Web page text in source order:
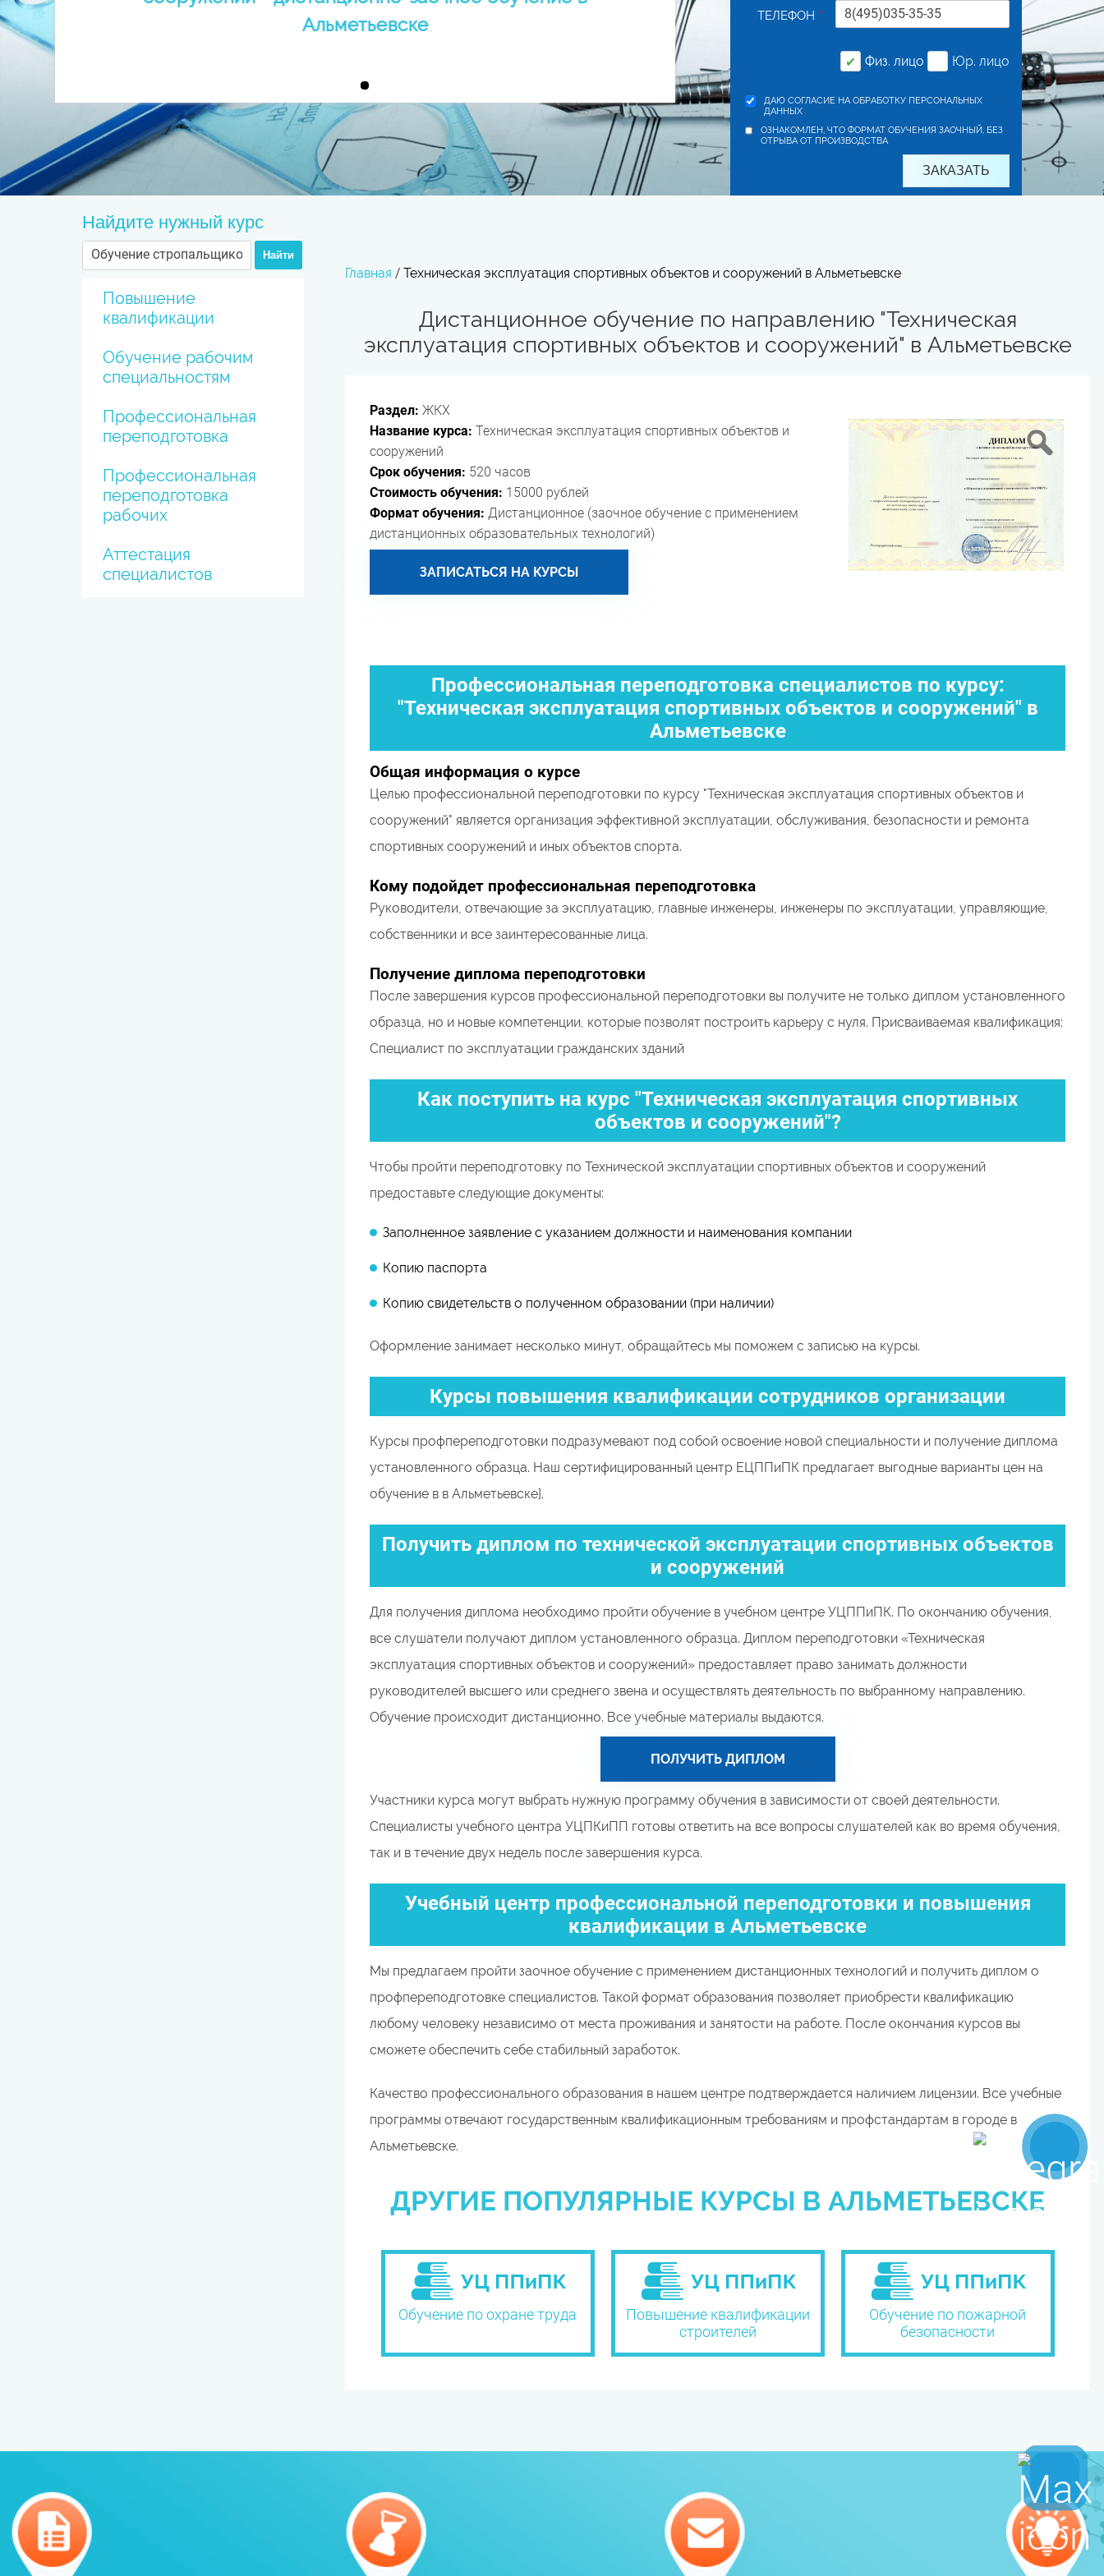
Альметьевске
Альметьевске
ТЕЛЕФОН *
✔ Физ. лицо Юр. лицо
ДАЮ СОГЛАСИЕ НА ОБРАБОТКУ ПЕРСОНАЛЬНЫХ
ДАННЫХ
ОЗНАКОМЛЕН, ЧТО ФОРМАТ ОБУЧЕНИЯ ЗАОЧНЫЙ, БЕЗ
ОТРЫВА ОТ ПРОИЗВОДСТВА
Найдите нужный курс
Найти
Повышение
квалификации
Обучение рабочим
специальностям
Профессиональная
переподготовка
Профессиональная
переподготовка
рабочих
Аттестация
специалистов
Главная / Техническая эксплуатация спортивных объектов и сооружений в Альметьевске
Дистанционное обучение по направлению "Техническая
эксплуатация спортивных объектов и сооружений" в Альметьевске
Раздел: ЖКХ
Название курса: Техническая эксплуатация спортивных объектов и
сооружений
Срок обучения: 520 часов
Стоимость обучения: 15000 рублей
Формат обучения: Дистанционное (заочное обучение с применением
дистанционных образовательных технологий)
ЗАПИСАТЬСЯ НА КУРСЫ
Профессиональная переподготовка специалистов по курсу:
"Техническая эксплуатация спортивных объектов и сооружений" в
Альметьевске
Общая информация о курсе
Целью профессиональной переподготовки по курсу "Техническая эксплуатация спортивных объектов и
сооружений" является организация эффективной эксплуатации, обслуживания, безопасности и ремонта
спортивных сооружений и иных объектов спорта.
Кому подойдет профессиональная переподготовка
Руководители, отвечающие за эксплуатацию, главные инженеры, инженеры по эксплуатации, управляющие,
собственники и все заинтересованные лица.
Получение диплома переподготовки
После завершения курсов профессиональной переподготовки вы получите не только диплом установленного
образца, но и новые компетенции, которые позволят построить карьеру с нуля. Присваиваемая квалификация:
Специалист по эксплуатации гражданских зданий
Как поступить на курс "Техническая эксплуатация спортивных
объектов и сооружений"?
Чтобы пройти переподготовку по Технической эксплуатации спортивных объектов и сооружений
предоставьте следующие документы:
Заполненное заявление с указанием должности и наименования компании
Копию паспорта
Копию свидетельств о полученном образовании (при наличии)
Оформление занимает несколько минут, обращайтесь мы поможем с записью на курсы.
Курсы повышения квалификации сотрудников организации
Курсы профпереподготовки подразумевают под собой освоение новой специальности и получение диплома
установленного образца. Наш сертифицированный центр ЕЦППиПК предлагает выгодные варианты цен на
обучение в в Альметьевске].
Получить диплом по технической эксплуатации спортивных объектов
и сооружений
Для получения диплома необходимо пройти обучение в учебном центре УЦППиПК. По окончанию обучения,
все слушатели получают диплом установленного образца. Диплом переподготовки «Техническая
эксплуатация спортивных объектов и сооружений» предоставляет право занимать должности
руководителей высшего или среднего звена и осуществлять деятельность по выбранному направлению.
Обучение происходит дистанционно. Все учебные материалы выдаются.
ПОЛУЧИТЬ ДИПЛОМ
Участники курса могут выбрать нужную программу обучения в зависимости от своей деятельности.
Специалисты учебного центра УЦПКиПП готовы ответить на все вопросы слушателей как во время обучения,
так и в течение двух недель после завершения курса.
Учебный центр профессиональной переподготовки и повышения
квалификации в Альметьевске
Мы предлагаем пройти заочное обучение с применением дистанционных технологий и получить диплом о
профпереподготовке специалистов. Такой формат образования позволяет приобрести квалификацию
любому человеку независимо от места проживания и занятости на работе. После окончания курсов вы
сможете обеспечить себе стабильный заработок.
Качество профессионального образования в нашем центре подтверждается наличием лицензии. Все учебные
программы отвечают государственным квалификационным требованиям и профстандартам в городе в
Альметьевске.
ДРУГИЕ ПОПУЛЯРНЫЕ КУРСЫ В АЛЬМЕТЬЕВСКЕ
Обучение по охране труда
Повышение квалификации
строителей
Обучение по пожарной
безопасности